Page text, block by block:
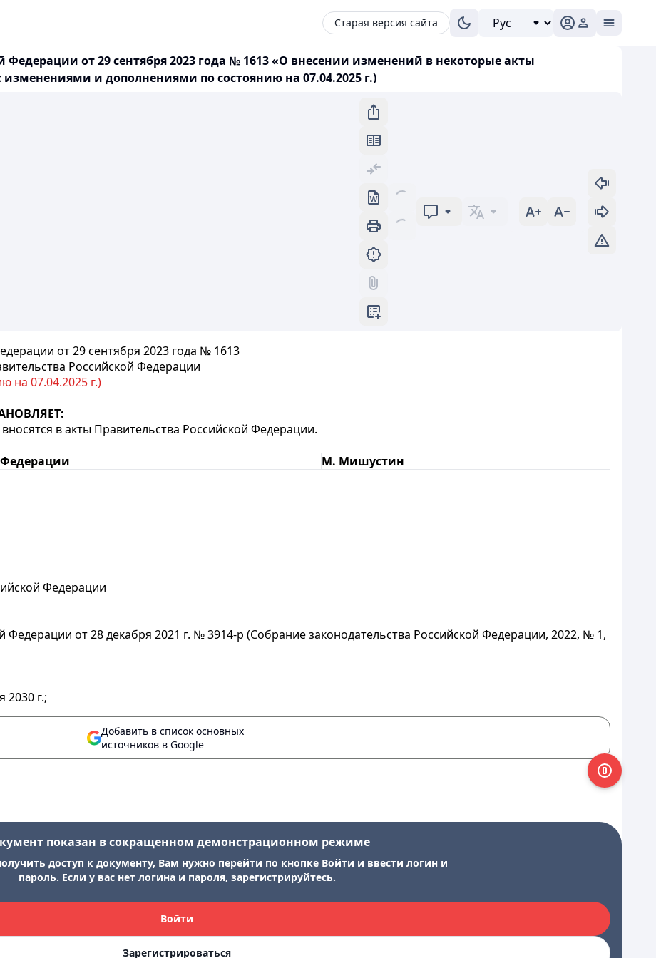
Старая версия сайта
Федерации от 29 сентября 2023 года № 1613 «О внесении изменений в некоторые акты
и дополнениями по состоянию на 07.04.2025 г.)
от 29 сентября 2023 года № 1613
Российской Федерации
на 07.04.2025 г.)
в акты Правительства Российской Федерации.
Федерации М. Мишустин
Федерации
от 28 декабря 2021 г. № 3914-р (Собрание законодательства Российской Федерации, 2022, № 1,
2030 г.;
Добавить в список основных
источников в Google
показан в сокращенном демонстрационном режиме
доступ к документу, Вам нужно перейти по кнопке Войти и ввести логин и
пароль. Если у вас нет логина и пароля, зарегистрируйтесь.
Войти
Зарегистрироваться